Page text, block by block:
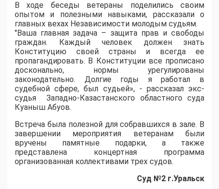
В ходе беседы ветераны поделились своим
опытом и полезными навыками, рассказали о
главных вехах Независимости молодым судьям.
"Ваша главная задача – защита прав и свободы
граждан. Каждый человек должен знать
Конституцию своей страны и всегда ее
пропагандировать. В Конституции все прописано
досконально, нормы урегулированы
законодательно. Долгие годы я работал в
судебной сфере, был судьей», - рассказал экс-
судья Западно-Казастанского областного суда
Куаныш Абуов.
Встреча была полезной для собравшихся в зале. В
завершении мероприятия ветеранам были
вручены памятные подарки, а также
представлена концертная программа
организованная коллективами трех судов.
Суд №2 г.Уральск